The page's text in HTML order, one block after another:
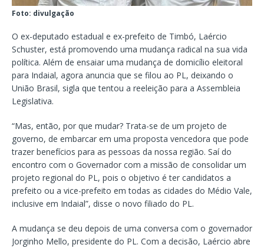
Foto: divulgação
O ex-deputado estadual e ex-prefeito de Timbó, Laércio
Schuster, está promovendo uma mudança radical na sua vida
política. Além de ensaiar uma mudança de domicílio eleitoral
para Indaial, agora anuncia que se filou ao PL, deixando o
União Brasil, sigla que tentou a reeleição para a Assembleia
Legislativa.
“Mas, então, por que mudar? Trata-se de um projeto de
governo, de embarcar em uma proposta vencedora que pode
trazer benefícios para as pessoas da nossa região. Saí do
encontro com o Governador com a missão de consolidar um
projeto regional do PL, pois o objetivo é ter candidatos a
prefeito ou a vice-prefeito em todas as cidades do Médio Vale,
inclusive em Indaial”, disse o novo filiado do PL.
A mudança se deu depois de uma conversa com o governador
Jorginho Mello, presidente do PL. Com a decisão, Laércio abre